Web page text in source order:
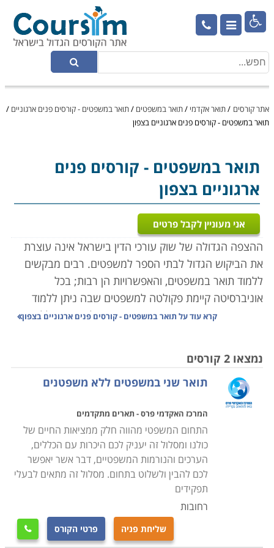

אתר קורסים /תואר אקדמי /תואר במשפטים /תואר במשפטים - קורסים פנים ארגוניים /
תואר במשפטים - קורסים פנים ארגוניים בצפון
תואר במשפטים - קורסים פנים
ארגוניים בצפון
אני מעוניין לקבל פרטים
ההצפה הגדולה של שוק עורכי הדין בישראל אינה עוצרת
את הביקוש הגדול לבתי הספר למשפטים. רבים מבקשים
ללמוד תואר במשפטים, והאפשרויות הן רבות; בכל
אוניברסיטה קיימת פקולטה למשפטים שבה ניתן ללמוד
תואר ראשון ושני במשפטים, ובנוסף פועלות גם מכללות
עם סיום לימודי משפטים ניגשים הסטודנטים לסטאז' באחד
ממשרדי עורכי הדין בארץ, שלאחריו הם נבחנים בבחינות
הלשכה. עורך דין שסיים לימודי תואר ראשון במשפטים אינו
יכול לעסוק בעריכת דין ללא בחינות הלשכה, מה שגורם לכך
שגם אם אדם נכשל בבחינות הלשכה הוא יחזור לגשת
אליהן עד שיעבור כדי להגשים את חלומו ולהפוך לעורך דין
בחינות הלשכה מורכבות מבחינה בכתב ומבחינה בעל פה.
הבחינה בכתב היא שמתקיימת ראשונה כאשר רק מועמד
שעובר אותה בהצלחה זכאי לגשת לבחינה שבעל פה.
בחינת הלשכה בכתב אורכת כשלוש וחצי שעות והיא
קרא עוד על תואר במשפטים - קורסים פנים ארגוניים בצפון
נמצאו 2 קורסים
תואר שני במשפטים ללא משפטנים
המרכז האקדמי פרס - תארים מתקדמים
התחום המשפטי מהווה חלק ממציאות החיים של
כולנו ומסלול זה יעניק לכם היכרות עם הכללים,
הערכים והנורמות המשפטיים, דבר אשר יאפשר
לכם להבין ולשלוט בתחום. מסלול זה מתאים לבעלי
תפקידים
רחובות
שליחת פניה פרטי הקורס 